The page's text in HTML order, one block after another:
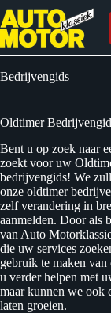
Ga
naar
de
inhoud
Bedrijvengids
Oldtimer
Bent u op zoek naar
zoekt voor uw
bedrijvengids! We
onze oldtimer
zelf verandering in
aanmelden. Door als
van Auto
die uw services
gebruik te maken
u verder helpen met
maar kunnen we ook
laten groeien.